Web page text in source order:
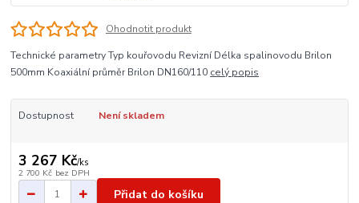
Ohodnotit produkt
Technické parametry Typ kouřovodu Revizní Délka spalinovodu Brilon
500mm Koaxiální průměr Brilon DN160/110 celý popis
Dostupnost Není skladem
3 267 Kč/ks
2 700 Kč bez DPH
Přidat do košíku